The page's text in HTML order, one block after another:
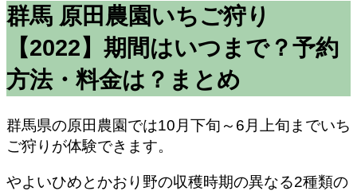
群馬 原田農園いちご狩り
【2022】期間はいつまで？予約
方法・料金は？まとめ
群馬県の原田農園では10月下旬～6月上旬までいち
ご狩りが体験できます。
やよいひめとかおり野の収穫時期の異なる2種類の